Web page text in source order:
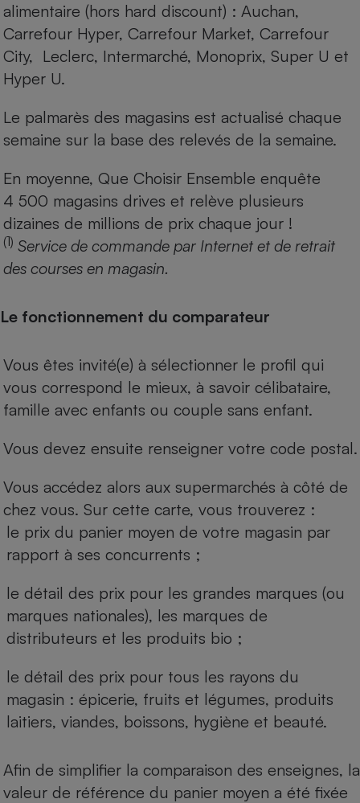
alimentaire (hors hard discount) : Auchan,
Carrefour Hyper, Carrefour Market, Carrefour
City, Leclerc, Intermarché, Monoprix, Super U et
Hyper U.
Le palmarès des magasins est actualisé chaque
semaine sur la base des relevés de la semaine.
En moyenne, Que Choisir Ensemble enquête
4 500 magasins drives et relève plusieurs
dizaines de millions de prix chaque jour !
(1) Service de commande par Internet et de retrait
des courses en magasin.
Le fonctionnement du comparateur
Vous êtes invité(e) à sélectionner le profil qui
vous correspond le mieux, à savoir célibataire,
famille avec enfants ou couple sans enfant.
Vous devez ensuite renseigner votre code postal.
Vous accédez alors aux supermarchés à côté de
chez vous. Sur cette carte, vous trouverez :
le prix du panier moyen de votre magasin par
rapport à ses concurrents ;
le détail des prix pour les grandes marques (ou
marques nationales), les marques de
distributeurs et les produits bio ;
le détail des prix pour tous les rayons du
magasin : épicerie, fruits et légumes, produits
laitiers, viandes, boissons, hygiène et beauté.
Afin de simplifier la comparaison des enseignes, la
valeur de référence du panier moyen a été fixée